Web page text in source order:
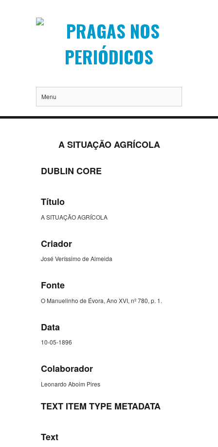
Menu
A SITUAÇÃO AGRÍCOLA
DUBLIN CORE
Título
A SITUAÇÃO AGRÍCOLA
Criador
José Veríssimo de Almeida
Fonte
O Manuelinho de Évora, Ano XVI, nº 780, p. 1.
Data
10-05-1896
Colaborador
Leonardo Aboim Pires
TEXT ITEM TYPE METADATA
Text